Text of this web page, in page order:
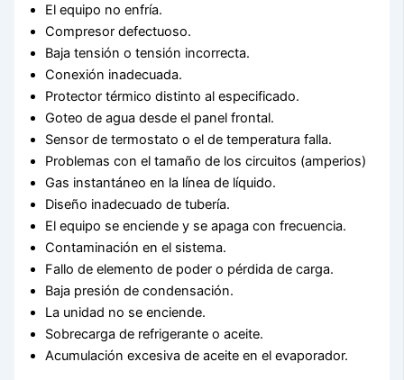
El equipo no enfría.
Compresor defectuoso.
Baja tensión o tensión incorrecta.
Conexión inadecuada.
Protector térmico distinto al especificado.
Goteo de agua desde el panel frontal.
Sensor de termostato o el de temperatura falla.
Problemas con el tamaño de los circuitos (amperios)
Gas instantáneo en la línea de líquido.
Diseño inadecuado de tubería.
El equipo se enciende y se apaga con frecuencia.
Contaminación en el sistema.
Fallo de elemento de poder o pérdida de carga.
Baja presión de condensación.
La unidad no se enciende.
Sobrecarga de refrigerante o aceite.
Acumulación excesiva de aceite en el evaporador.